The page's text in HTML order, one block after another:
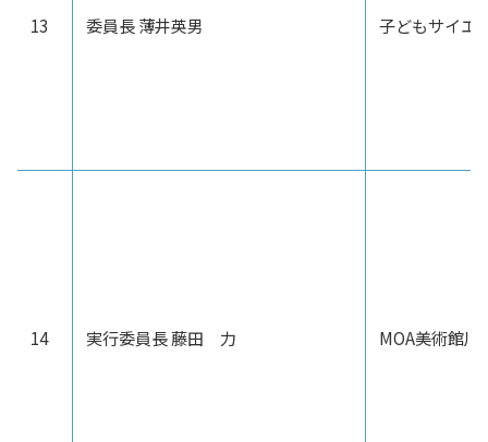
13 委員長 薄井英男 子どもサイエ
14 実行委員長 藤田 力 MOA美術館